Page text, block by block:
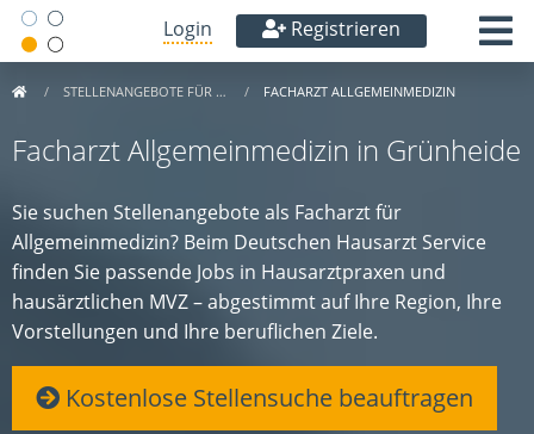
Login Registrieren
STELLENANGEBOTE FÜR … FACHARZT ALLGEMEINMEDIZIN
Facharzt Allgemeinmedizin in Grünheide
Sie suchen Stellenangebote als Facharzt für
Allgemeinmedizin? Beim Deutschen Hausarzt Service
finden Sie passende Jobs in Hausarztpraxen und
hausärztlichen MVZ – abgestimmt auf Ihre Region, Ihre
Vorstellungen und Ihre beruflichen Ziele.
Kostenlose Stellensuche beauftragen